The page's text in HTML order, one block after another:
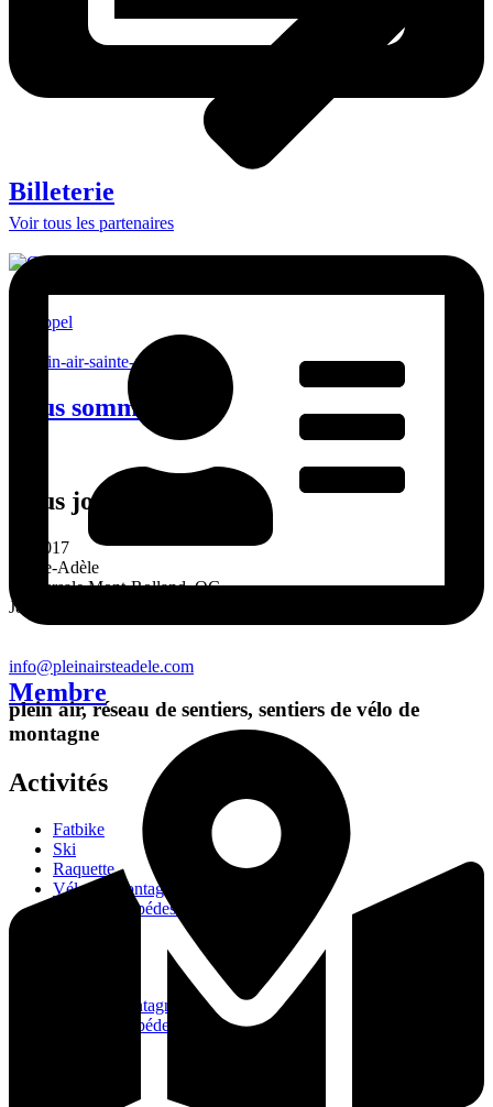
Billeterie
Membre
Voir tous les partenaires
Nous sommes sur
Nous joindre
CP 1017
Sainte-Adèle
Succursale Mont-Rolland, QC
J8B 1B1
info@pleinairsteadele.com
plein air, réseau de sentiers, sentiers de vélo de
montagne
Activités
Fatbike
Ski
Raquette
Vélo de montagne
Randonnée pédestre
Vélo de montagne
Randonnée pédestre